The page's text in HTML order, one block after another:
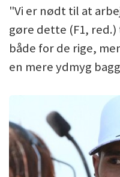
"Vi er nødt til at
gøre dette (F1,
både for de rige,
en mere ydmyg